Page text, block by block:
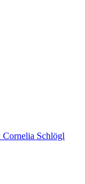
Cornelia Schlögl